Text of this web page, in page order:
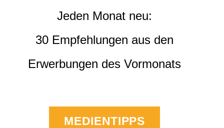
Jeden Monat neu:
30 Empfehlungen aus den
Erwerbungen des Vormonats
MEDIENTIPPS